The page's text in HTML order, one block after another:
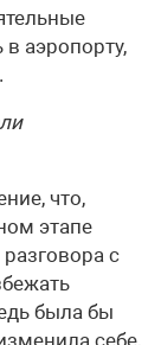
в аэропорту,
что,
этапе
с
была бы
себе,